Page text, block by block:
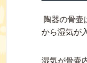
陶器の骨壷
から湿気が
湿気が骨壷